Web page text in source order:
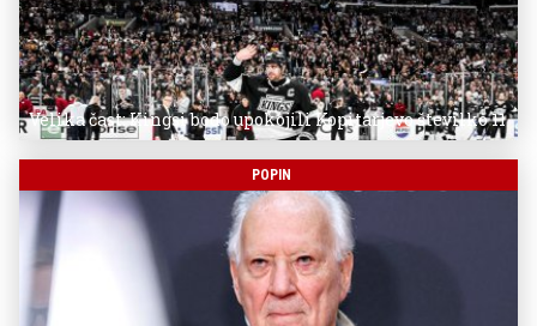
Velika čast: Kingsi bodo upokojili Kopitarjevo številko 11
POPIN